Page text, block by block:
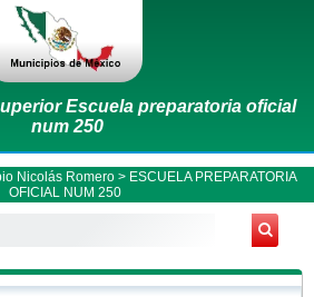
Escuela preparatoria oficial
num 250
Nicolás Romero > ESCUELA PREPARATORIA
OFICIAL NUM 250